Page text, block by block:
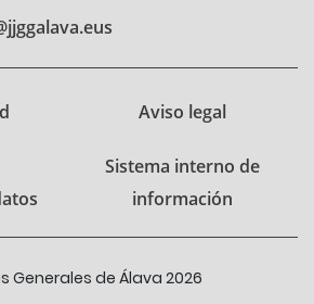
Aviso legal
Sistema interno de
información
Generales de Álava 2026